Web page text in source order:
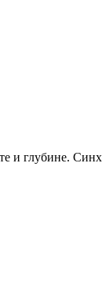
глубине.